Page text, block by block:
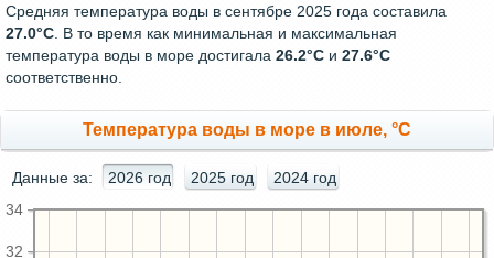
Средняя температура воды в сентябре 2025 года составила
27.0°C. В то время как минимальная и максимальная
температура воды в море достигала 26.2°C и 27.6°C
соответственно.
Температура воды в море в июле, °C
Данные за: 2026 год 2025 год 2024 год
32
34